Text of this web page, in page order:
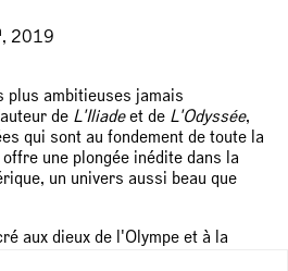
, 2019
plus ambitieuses jamais
de L'Iliadeet de L'Odyssée,
qui sont au fondement de toute la
une plongée inédite dans la
un univers aussi beau que
aux dieux de l'Olympe et à la